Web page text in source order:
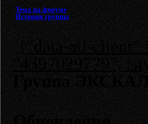
Тема на форуме
История группы
{"data-ad-client"
"4397029779",
Группа